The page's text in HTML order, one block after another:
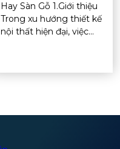
Hay Sàn Gỗ 1.Giới thiệu
Trong xu hướng thiết kế
nội thất hiện đại, việc...